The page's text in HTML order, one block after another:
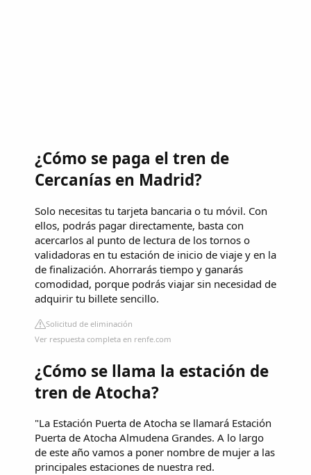
¿Cómo se paga el tren de
Cercanías en Madrid?
Solo necesitas tu tarjeta bancaria o tu móvil. Con
ellos, podrás pagar directamente, basta con
acercarlos al punto de lectura de los tornos o
validadoras en tu estación de inicio de viaje y en la
de finalización. Ahorrarás tiempo y ganarás
comodidad, porque podrás viajar sin necesidad de
adquirir tu billete sencillo.
Solicitud de eliminación
Ver respuesta completa en renfe.com
¿Cómo se llama la estación de
tren de Atocha?
"La Estación Puerta de Atocha se llamará Estación
Puerta de Atocha Almudena Grandes. A lo largo
de este año vamos a poner nombre de mujer a las
principales estaciones de nuestra red.